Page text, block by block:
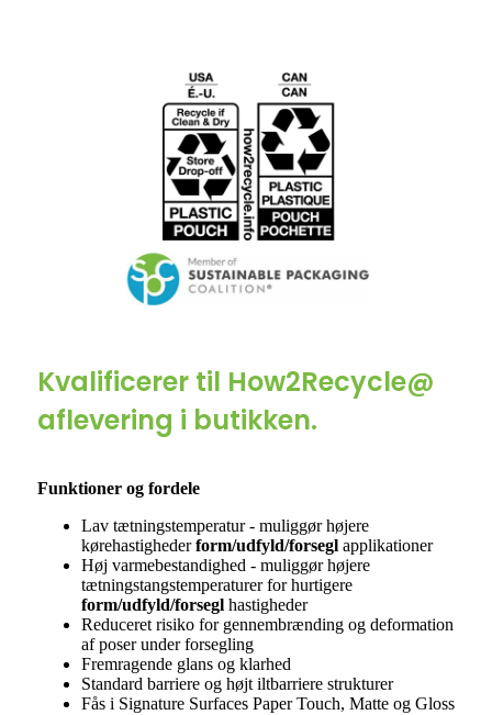
Kvalificerer til How2Recycle@
aflevering i butikken.
Funktioner og fordele
Lav tætningstemperatur - muliggør højere
kørehastighederform/udfyld/forsegl applikationer
Høj varmebestandighed - muliggør højere
tætningstangstemperaturer for hurtigere
form/udfyld/forsegl hastigheder
Reduceret risiko for gennembrænding og deformation
af poser under forsegling
Fremragende glans og klarhed
Standard barriere og højt iltbarriere strukturer
Fås i Signature Surfaces Paper Touch, Matte og Gloss